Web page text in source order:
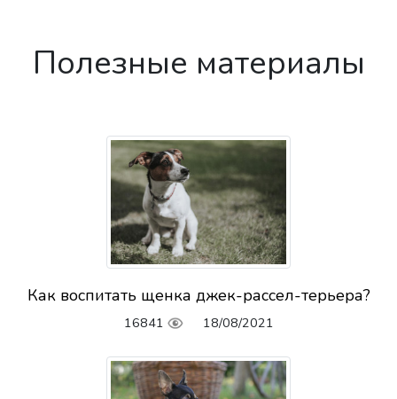
Полезные материалы
Как воспитать щенка джек-рассел-терьера?
16841 18/08/2021